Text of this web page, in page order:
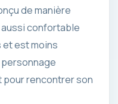
de manière
confortable
et est moins
rencontrer son